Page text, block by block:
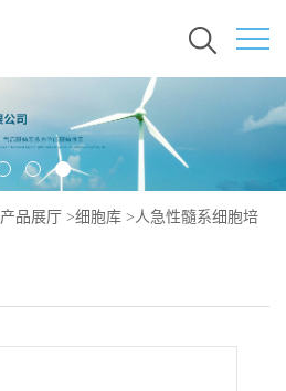
产品展厅 >细胞库 >人急性髓系细胞培